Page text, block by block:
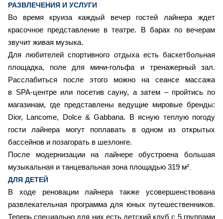
РАЗВЛЕЧЕНИЯ И УСЛУГИ
Во время круиза каждый вечер гостей лайнера ждет
красочное представление в театре. В барах по вечерам
звучит живая музыка.
Для любителей спортивного отдыха есть баскетбольная
площадка, поле для мини-гольфа и тренажерный зал.
Расслабиться после этого можно на сеансе массажа
в SPA-центре или посетив сауну, а затем – пройтись по
магазинам, где представлены ведущие мировые бренды:
Dior, Lancome, Dolce & Gabbana. В ясную теплую погоду
гости лайнера могут поплавать в одном из открытых
бассейнов и позагорать в шезлонге.
После модернизации на лайнере обустроена большая
музыкальная и танцевальная зона площадью 319 м²
ДЛЯ ДЕТЕЙ
В ходе реновации лайнера также усовершенствована
развлекательная программа для юных путешественников.
Теперь специально для них есть детский клуб с 5 группами